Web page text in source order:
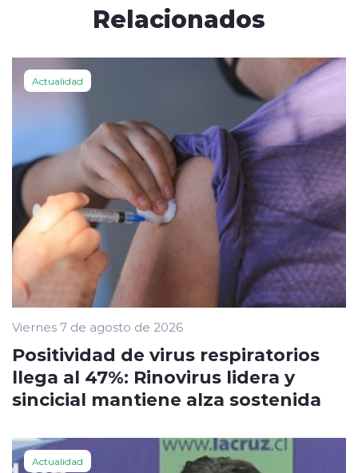
Relacionados
Actualidad
Viernes 7 de agosto de 2026
Positividad de virus respiratorios
llega al 47%: Rinovirus lidera y
sincicial mantiene alza sostenida
Actualidad